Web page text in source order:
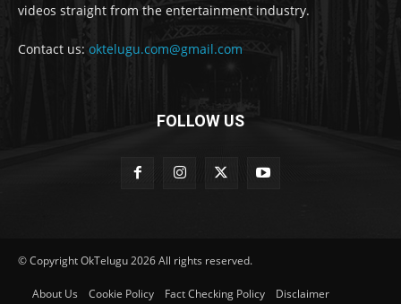
videos straight from the entertainment industry.
Contact us: oktelugu.com@gmail.com
FOLLOW US
© Copyright OkTelugu 2026 All rights reserved.
About Us Cookie Policy Fact Checking Policy Disclaimer